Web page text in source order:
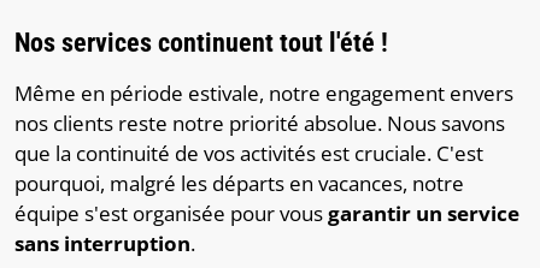
Nos services continuent tout l'été !
Même en période estivale, notre engagement envers
nos clients reste notre priorité absolue. Nous savons
que la continuité de vos activités est cruciale. C'est
pourquoi, malgré les départs en vacances, notre
équipe s'est organisée pour vousgarantir un service
sans interruption.